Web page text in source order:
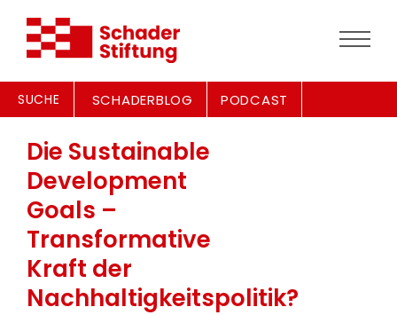
SUCHE SCHADERBLOG PODCAST
Die Sustainable
Development
Goals –
Transformative
Kraft der
Nachhaltigkeitspolitik?